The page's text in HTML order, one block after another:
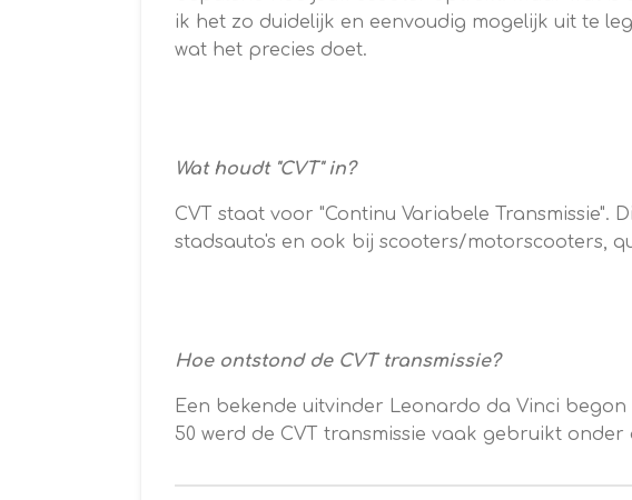
ik het zo duidelijk en eenvoudig mogelijk uit te
wat het precies doet.
Wat houdt "CVT" in?
CVT staat voor "Continu Variabele
stadsauto's en ook bij scooters/motorscooters,
Hoe ontstond de CVT transmissie?
Een bekende uitvinder Leonardo da Vinci
50 werd de CVT transmissie vaak gebruikt